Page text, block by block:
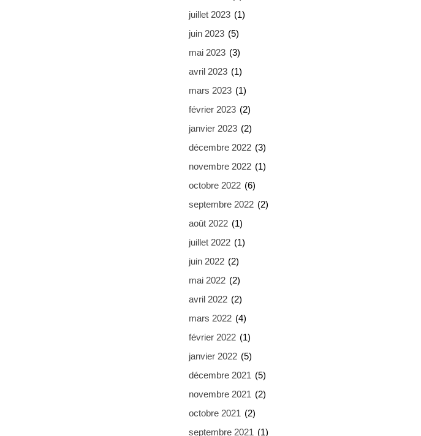
juillet 2023 (1)
juin 2023 (5)
mai 2023 (3)
avril 2023 (1)
mars 2023 (1)
février 2023 (2)
janvier 2023 (2)
décembre 2022 (3)
novembre 2022 (1)
octobre 2022 (6)
septembre 2022 (2)
août 2022 (1)
juillet 2022 (1)
juin 2022 (2)
mai 2022 (2)
avril 2022 (2)
mars 2022 (4)
février 2022 (1)
janvier 2022 (5)
décembre 2021 (5)
novembre 2021 (2)
octobre 2021 (2)
septembre 2021 (1)